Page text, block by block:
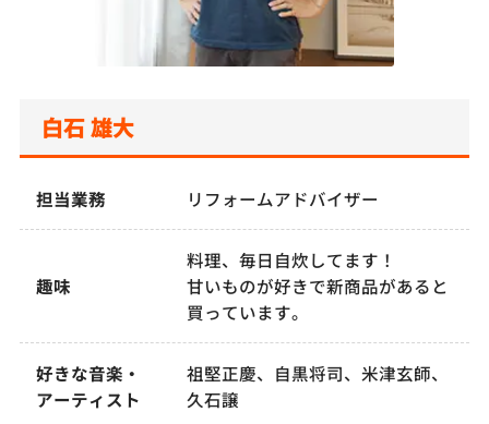
白石 雄大
担当業務 リフォームアドバイザー
趣味
料理、毎日自炊してます！
甘いものが好きで新商品があると
買っています。
好きな音楽・
アーティスト
祖堅正慶、自黒将司、米津玄師、
久石譲